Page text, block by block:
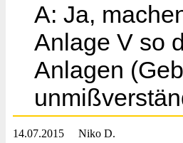
A: Ja,
Anlage V so
Anlagen
14.07.2015 Niko D.